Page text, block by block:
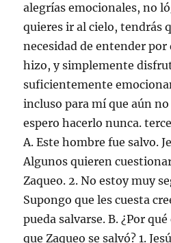
alegrías emocionales, no
quieres ir al cielo, tendrás
necesidad de entender por
hizo, y simplemente
suficientemente
incluso para mí que aún
espero hacerlo nunca.
A. Este hombre fue salvo.
Algunos quieren
Zaqueo. 2. No estoy muy
Supongo que les cuesta
pueda salvarse. B. ¿Por
que Zaqueo se salvó? 1.